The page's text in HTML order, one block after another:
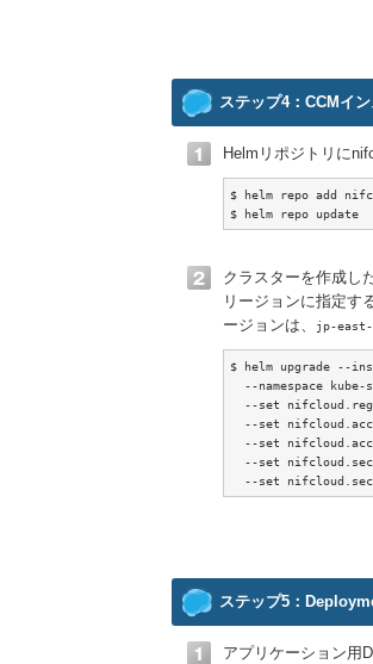
ステップ4：CCMイ
Helmリポジトリに
$ helm repo add
$ helm repo update
クラスターを作成し
リージョンに指定す
ージョンは、
jp-east-
$ helm upgrade --
--namespace kube-
--set
--set
--set
--set
--set
ステップ5：
アプリケーション用